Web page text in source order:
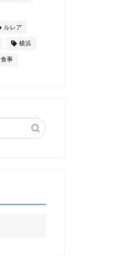
ルレア
横浜
食事